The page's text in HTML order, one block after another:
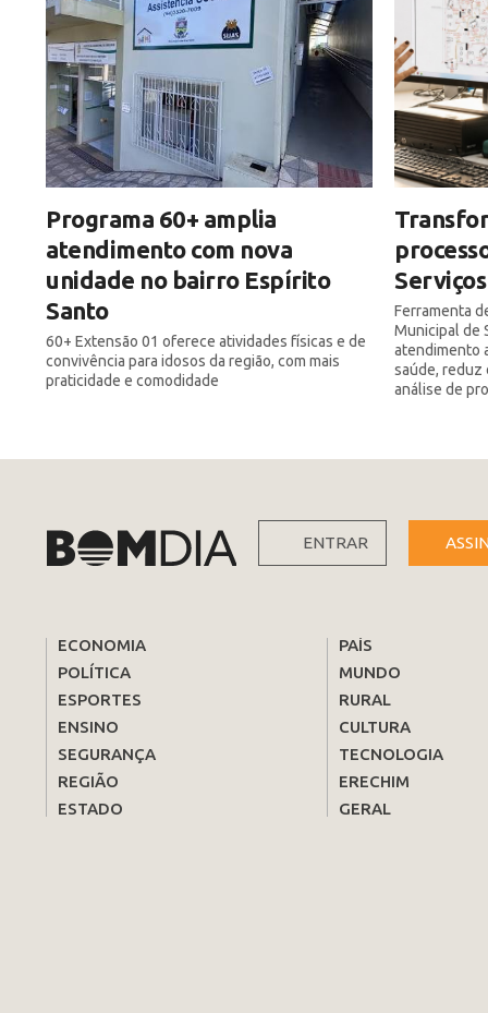
Programa 60+ amplia
atendimento com nova
unidade no bairro Espírito
Santo
60+ Extensão 01 oferece atividades físicas e de
convivência para idosos da região, com mais
praticidade e comodidade
Ferramenta
Municipal de
atendimento
saúde, reduz
análise de
ENTRAR
ECONOMIA
POLÍTICA
ESPORTES
ENSINO
SEGURANÇA
REGIÃO
ESTADO
PAÍS
MUNDO
RURAL
CULTURA
TECNOLOGIA
ERECHIM
GERAL